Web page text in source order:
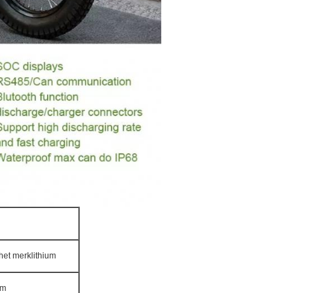
merklithium